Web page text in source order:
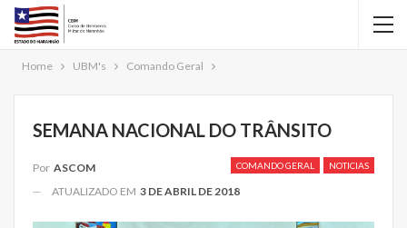
Home UBM's Comando Geral
SEMANA NACIONAL DO TRÂNSITO
COMANDO GERAL NOTICIAS
Por ASCOM
ATUALIZADO EM 3 DE ABRIL DE 2018